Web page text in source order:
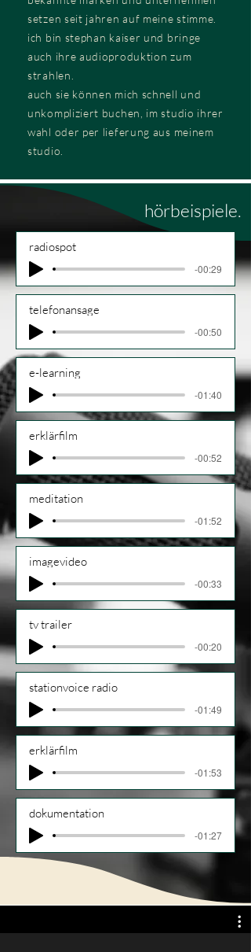
setzen seit jahren auf meine stimme.
ich bin stephan kaiser und bringe
auch ihre audioproduktion zum
strahlen.
auch sie können mich schnell und
unkompliziert buchen, im studio ihrer
wahl oder per lieferung aus meinem
studio.
hörbeispiele.
radiospot
-00:29
telefonansage
-00:50
e-learning
-01:40
erklärfilm
-00:52
meditation
-01:52
imagevideo
-00:33
tv trailer
-00:20
stationvoice radio
-01:49
erklärfilm
-01:53
dokumentation
-01:27